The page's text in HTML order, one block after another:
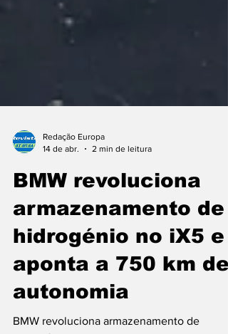
BMW revoluciona
armazenamento de
hidrogénio no iX5 e
aponta a 750 km de
autonomia